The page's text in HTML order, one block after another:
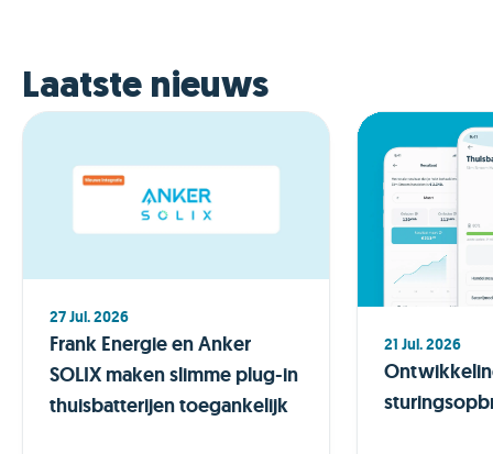
Laatste nieuws
27 Jul. 2026
Frank Energie en Anker
SOLIX maken slimme plug-in
thuisbatterijen toegankelijk
21 Jul. 2026